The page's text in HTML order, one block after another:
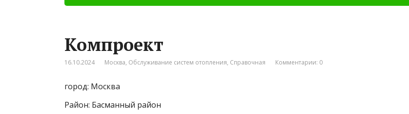
Компроект
16.10.2024 Москва, Обслуживание систем отопления, Справочная Комментарии: 0
город: Москва
Район: Басманный район